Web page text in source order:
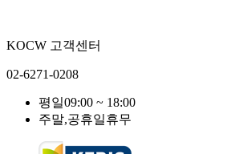
KOCW 고객센터
02-6271-0208
평일09:00 ~ 18:00
주말,공휴일휴무